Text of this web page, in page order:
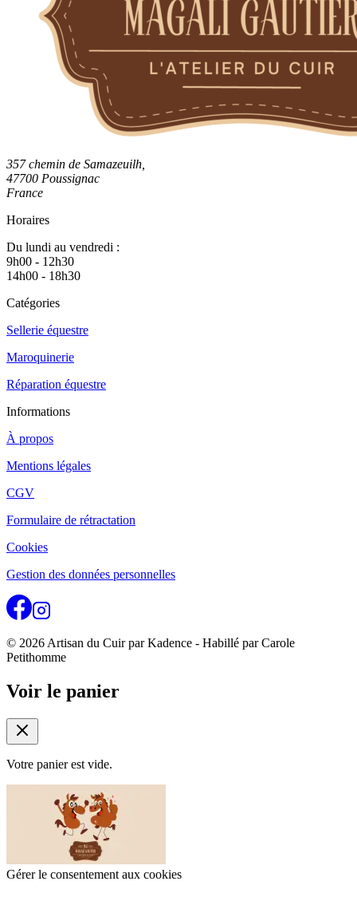
357 chemin de Samazeuilh,
47700 Poussignac
France
Horaires
Du lundi au vendredi :
9h00 - 12h30
14h00 - 18h30
Catégories
Sellerie équestre
Maroquinerie
Réparation équestre
Informations
À propos
Mentions légales
CGV
Formulaire de rétractation
Cookies
Gestion des données personnelles
© 2026 Artisan du Cuir par Kadence - Habillé par Carole
Petithomme
Voir le panier
Votre panier est vide.
Gérer le consentement aux cookies